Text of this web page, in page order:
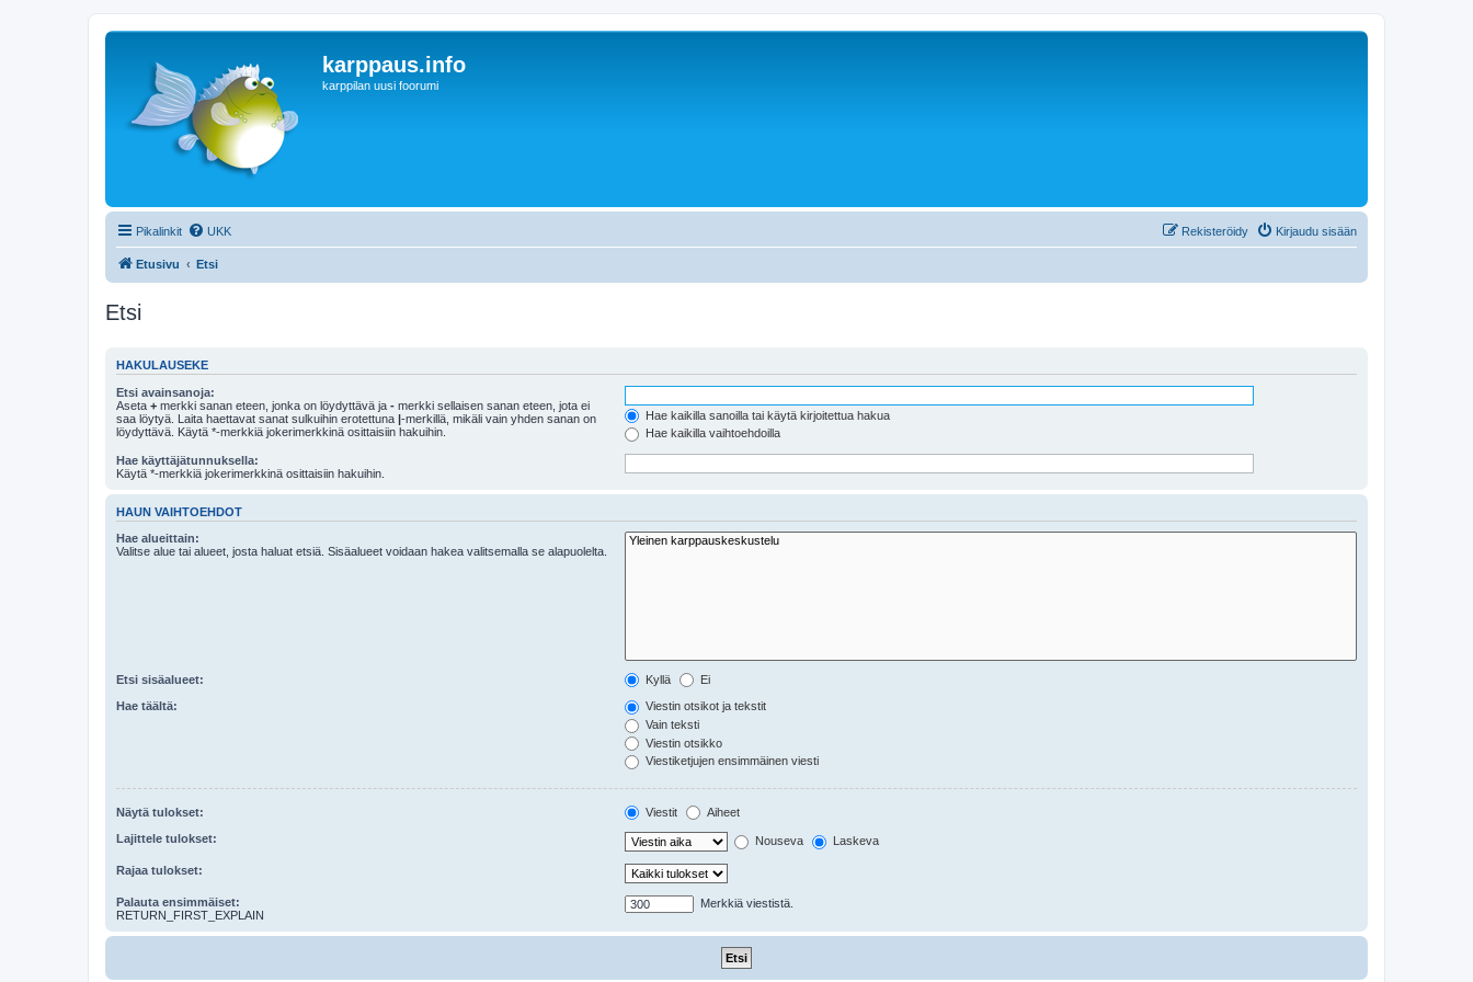
karppaus.info
karppilan uusi foorumi
Pikalinkit UKK Kirjaudu sisään
Rekisteröidy
Etusivu Etsi
Etsi
HAKULAUSEKE
Etsi avainsanoja:
Aseta + merkki sanan eteen, jonka on löydyttävä ja - merkki sellaisen sanan eteen, jota ei
saa löytyä. Laita haettavat sanat sulkuihin erotettuna |-merkillä, mikäli vain yhden sanan on
löydyttävä. Käytä *-merkkiä jokerimerkkinä osittaisiin hakuihin.
Hae kaikilla sanoilla tai käytä kirjoitettua hakua
Hae kaikilla vaihtoehdoilla
Hae käyttäjätunnuksella:
Käytä *-merkkiä jokerimerkkinä osittaisiin hakuihin.
HAUN VAIHTOEHDOT
Hae alueittain:
Valitse alue tai alueet, josta haluat etsiä. Sisäalueet voidaan hakea valitsemalla se alapuolelta.
Etsi sisäalueet: Kyllä Ei
Hae täältä:
Viestin otsikot ja tekstit
Vain teksti
Viestin otsikko
Viestiketjujen ensimmäinen viesti
Näytä tulokset: Viestit Aiheet
Lajittele tulokset: Nouseva Laskeva
Rajaa tulokset:
Palauta ensimmäiset:
RETURN_FIRST_EXPLAIN
Merkkiä viestistä.